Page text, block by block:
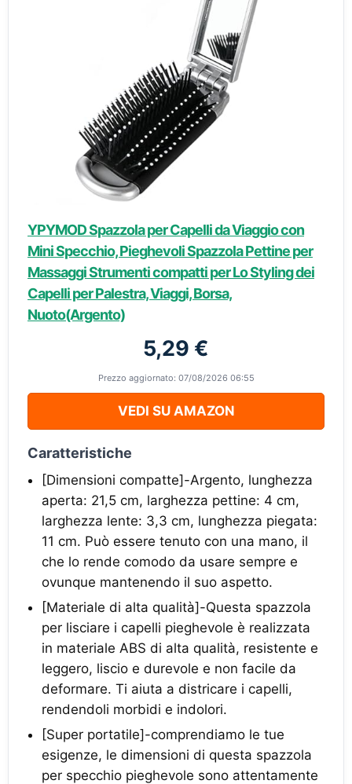
YPYMOD Spazzola per Capelli da Viaggio con
Mini Specchio, Pieghevoli Spazzola Pettine per
Massaggi Strumenti compatti per Lo Styling dei
Capelli per Palestra, Viaggi, Borsa,
Nuoto(Argento)
5,29 €
Prezzo aggiornato: 07/08/2026 06:55
VEDI SU AMAZON
Caratteristiche
[Dimensioni compatte]-Argento, lunghezza
aperta: 21,5 cm, larghezza pettine: 4 cm,
larghezza lente: 3,3 cm, lunghezza piegata:
11 cm. Può essere tenuto con una mano, il
che lo rende comodo da usare sempre e
ovunque mantenendo il suo aspetto.
[Materiale di alta qualità]-Questa spazzola
per lisciare i capelli pieghevole è realizzata
in materiale ABS di alta qualità, resistente e
leggero, liscio e durevole e non facile da
deformare. Ti aiuta a districare i capelli,
rendendoli morbidi e indolori.
[Super portatile]-comprendiamo le tue
esigenze, le dimensioni di questa spazzola
per specchio pieghevole sono attentamente